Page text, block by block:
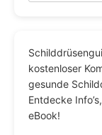
kostenloser
gesunde
Entdecke
eBook!